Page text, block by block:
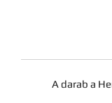
A darab a